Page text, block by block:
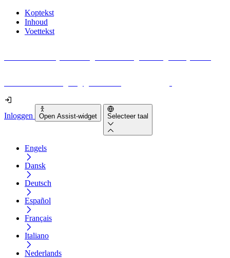
Koptekst
Inhoud
Voettekst
Inloggen Open Assist-widget Selecteer taal
Engels
Dansk
Deutsch
Español
Français
Italiano
Nederlands